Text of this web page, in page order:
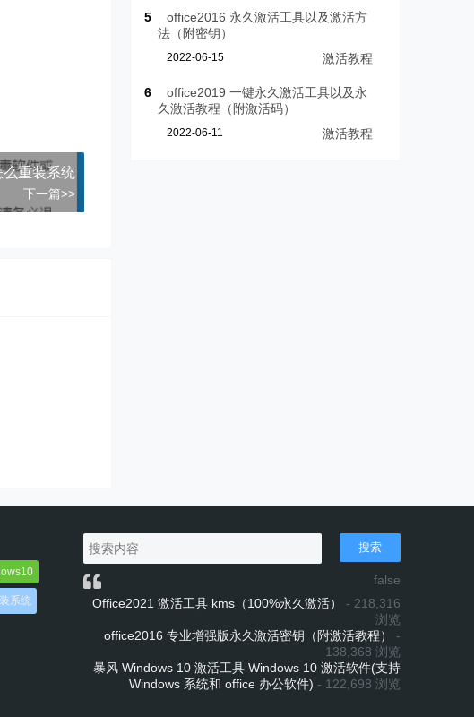
重装系统
下一篇>>
5
office2016 永久激活工具以及激活方
法（附密钥）
2022-06-15 激活教程
6
office2019 一键永久激活工具以及永
久激活教程（附激活码）
2022-06-11 激活教程
系统
搜索
false
Office2021 激活工具 kms（100%永久激活）
- 218,316
浏览
office2016 专业增强版永久激活密钥（附激活教程）
-
138,368 浏览
暴风 Windows 10 激活工具 Windows 10 激活软件(支持
Windows 系统和 office 办公软件) - 122,698 浏览